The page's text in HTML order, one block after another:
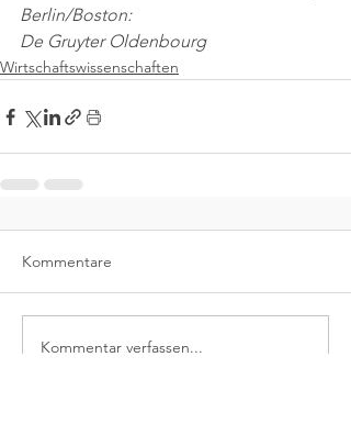
Berlin/Boston:
De Gruyter Oldenbourg
Wirtschaftswissenschaften
Kommentare
Kommentar verfassen...